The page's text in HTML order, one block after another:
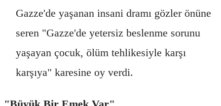
Gazze'de yaşanan insani dramı gözler önüne
seren "Gazze'de yetersiz beslenme sorunu
yaşayan çocuk, ölüm tehlikesiyle karşı
karşıya" karesine oy verdi.